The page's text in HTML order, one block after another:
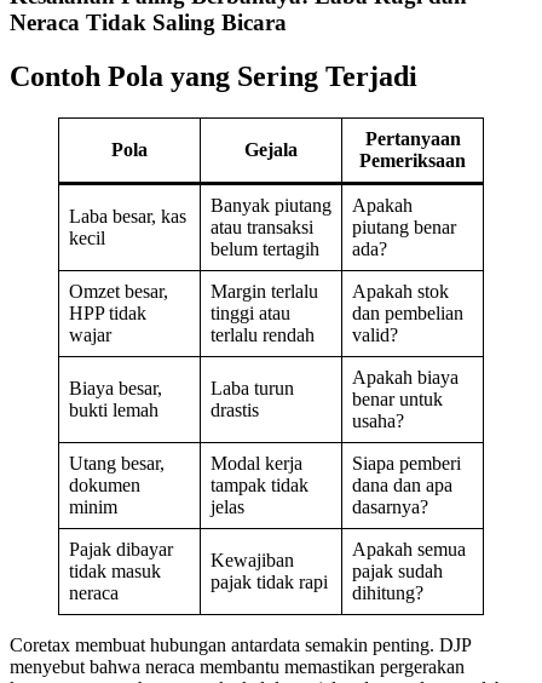
Neraca Tidak Saling Bicara
Contoh Pola yang Sering Terjadi
Pola Gejala
Pertanyaan
Pemeriksaan
Laba besar, kas
kecil
Banyak piutang
atau transaksi
belum tertagih
Apakah
piutang benar
ada?
Omzet besar,
HPP tidak
wajar
Margin terlalu
tinggi atau
terlalu rendah
Apakah stok
dan pembelian
valid?
Biaya besar,
bukti lemah
Laba turun
drastis
Apakah biaya
benar untuk
usaha?
Utang besar,
dokumen
minim
Modal kerja
tampak tidak
jelas
Siapa pemberi
dana dan apa
dasarnya?
Pajak dibayar
tidak masuk
neraca
Kewajiban
pajak tidak rapi
Apakah semua
pajak sudah
dihitung?
Coretax membuat hubungan antardata semakin penting. DJP
menyebut bahwa neraca membantu memastikan pergerakan